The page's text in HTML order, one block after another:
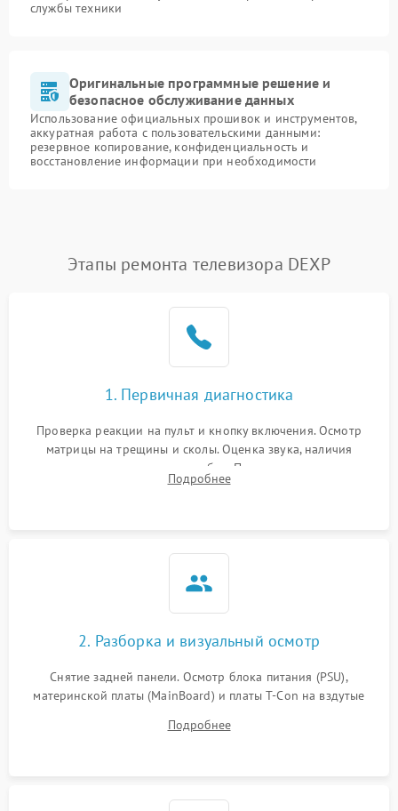
службы техники
Оригинальные программные решение и
безопасное обслуживание данных
Использование официальных прошивок и инструментов,
аккуратная работа с пользовательскими данными:
резервное копирование, конфиденциальность и
восстановление информации при необходимости
Этапы ремонта телевизора DEXP
1. Первичная диагностика
Проверка реакции на пульт и кнопку включения. Осмотр
матрицы на трещины и сколы. Оценка звука, наличия
подсветки и индикаторов ошибок. Подключение тестовых
источников сигнала для выявления симптомов поломки.
Подробнее
2. Разборка и визуальный осмотр
Снятие задней панели. Осмотр блока питания (PSU),
материнской платы (MainBoard) и платы T-Con на вздутые
Проверка надежности фиксации и целостности шлейфов.
Подробнее